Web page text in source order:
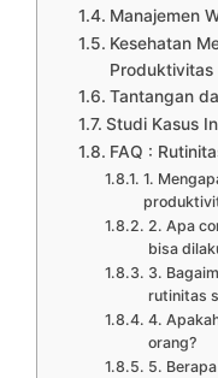
Manajemen
Kesehatan
Produktivitas
Tantangan
Studi Kasus
FAQ :
1.
2. Apa
bisa
3.
rutinitas
4.
orang?
5.